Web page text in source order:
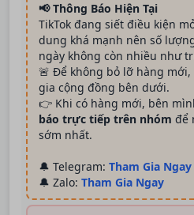
📢 Thông Báo Hiện Tại
TikTok đang siết điều kiện
dung khá mạnh nên số
ngày không còn nhiều như
🚨 Để không bỏ lỡ hàng
gia cộng đồng bên dưới.
👉 Khi có hàng mới, bên
báo trực tiếp trên nhóm để
sớm nhất.
🔔 Telegram: Tham Gia Ngay
🔔 Zalo: Tham Gia Ngay